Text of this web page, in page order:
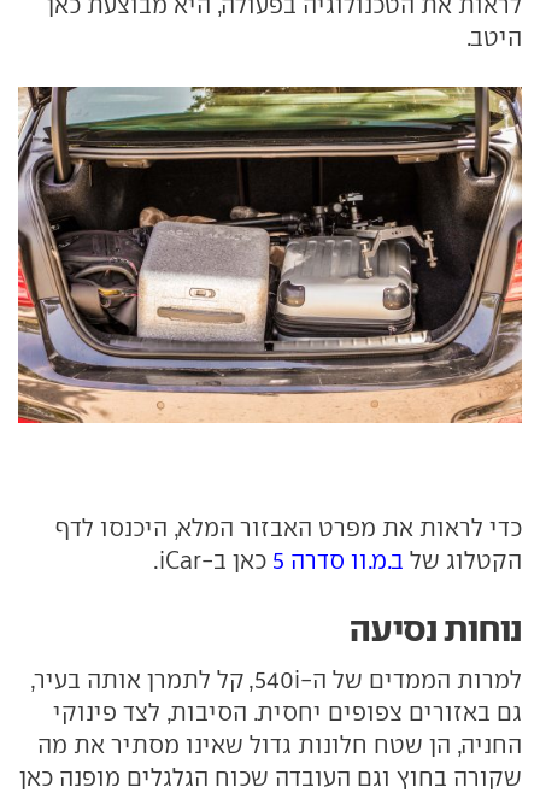
היטב.
כדי לראות את מפרט האבזור המלא, היכנסו לדף
הקטלוג של ב.מ.וו סדרה 5 כאן ב-iCar.
נוחות נסיעה
למרות הממדים של ה-540i, קל לתמרן אותה בעיר,
גם באזורים צפופים יחסית. הסיבות, לצד פינוקי
החניה, הן שטח חלונות גדול שאינו מסתיר את מה
שקורה בחוץ וגם העובדה שכוח הגלגלים מופנה כאן